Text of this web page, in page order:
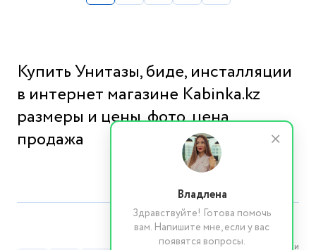
Купить Унитазы, биде, инсталляции
в интернет магазине Kabinka.kz
размеры и цены, фото, цена,
продажа
Реквизиты компании
Владлена
Здравствуйте! Готова помочь
вам. Напишите мне, если у вас
появятся вопросы.